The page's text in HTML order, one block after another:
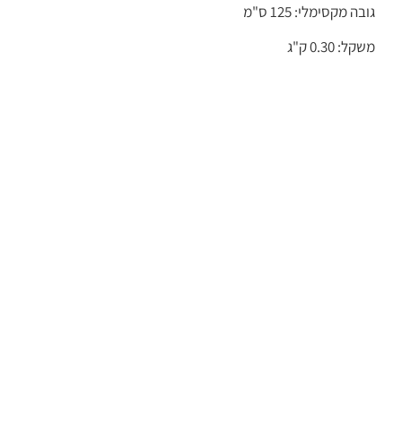
גובה מקסימלי: 125 ס"מ
משקל: 0.30 ק"ג